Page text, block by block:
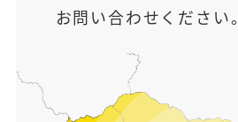
お問い合わせください。